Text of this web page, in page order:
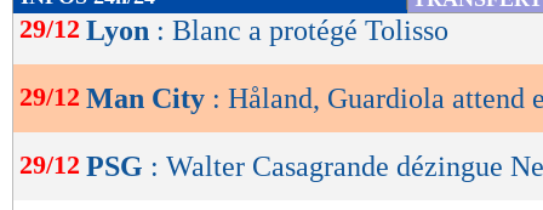
de
lecture
OK
29/12 Lyon : Blanc a protégé Tolisso
29/12 Man City : Håland, Guardiola attend
29/12 PSG : Walter Casagrande dézingue